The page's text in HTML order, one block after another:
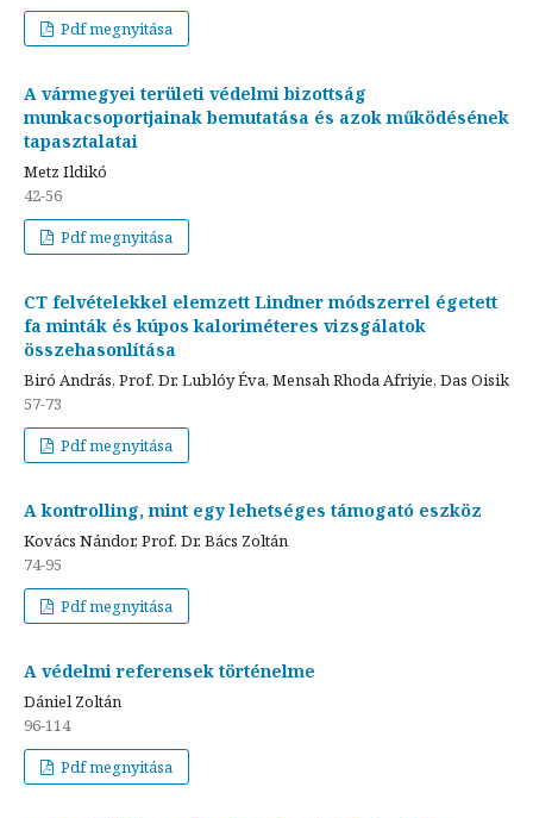
Pdf megnyitása
A vármegyei területi védelmi bizottság
munkacsoportjainak bemutatása és azok működésének
tapasztalatai
Metz Ildikó
42-56
Pdf megnyitása
CT felvételekkel elemzett Lindner módszerrel égetett
fa minták és kúpos kaloriméteres vizsgálatok
összehasonlítása
Biró András, Prof. Dr. Lublóy Éva, Mensah Rhoda Afriyie, Das Oisik
57-73
Pdf megnyitása
A kontrolling, mint egy lehetséges támogató eszköz
Kovács Nándor, Prof. Dr. Bács Zoltán
74-95
Pdf megnyitása
A védelmi referensek történelme
Dániel Zoltán
96-114
Pdf megnyitása